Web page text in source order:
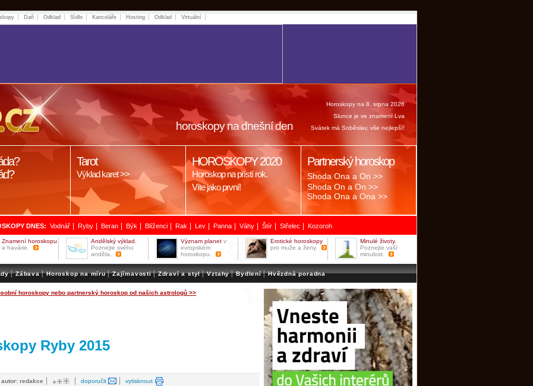
Daň Odklad Sídlo Kanceláře Hosting Odklad Virtuální
Horoskopy na 8. srpna 2026
Slunce je ve znamení Lva
Svátek má Soběslav, vše nejlepší!
horoskopy na dnešní den
Tarot
Výklad karet >>
HOROSKOPY 2020
Horoskop na přístí rok.
Víte jako první!
Partnerský horoskop
Shoda Ona a On >>
Shoda On a On >>
Shoda Ona a Ona >>
DNES: Vodnář Ryby Beran Býk Blíženci Rak Lev Panna Váhy Štír Střelec Kozoroh
Znamení horoskopu
a havárie.
Andělský výklad.
Poznejte svého
anděla.
Význam planet v
evropském
horoskopu.
Erotické horoskopy
pro muže a ženy.
Minulé životy.
Poznejte vaší
minulost.
| Zábava | Horoskop na míru | Zajímavosti | Zdraví a styl | Vztahy | Bydlení | Hvězdná poradna
horoskopy nebo partnerský horoskop od našich astrologů >>
Ryby 2015
autor: redakce | | doporučit | vytisknout